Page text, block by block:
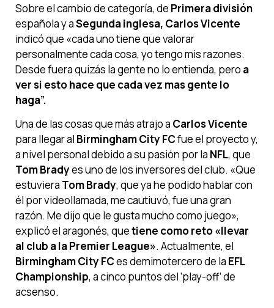
Sobre el cambio de categoría, de Primera división
española y aSegunda inglesa, Carlos Vicente
indicó que «cada uno tiene que valorar
personalmente cada cosa, yo tengo mis razones.
Desde fuera quizás la gente no lo entienda, pero a
ver si esto hace que cada vez mas gente lo
haga”.
Una de las cosas que más atrajo a Carlos Vicente
para llegar al Birmingham City FCfue el proyecto y,
a nivel personal debido a su pasión por la NFL, que
Tom Bradyes uno de los inversores del club. «Que
estuviera Tom Brady, que ya he podido hablar con
él por videollamada, me cautiuvó, fue una gran
razón. Me dijo que le gusta mucho como juego»,
explicó el aragonés, quetiene como reto «llevar
al club a la Premier League». Actualmente, el
Birmingham City FCes demimotercero de la EFL
Championship, a cinco puntos del ‘play-off’ de
acsenso.